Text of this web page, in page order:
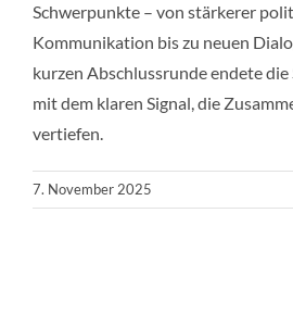
Schwerpunkte – von stärkerer
Kommunikation bis zu neuen
kurzen Abschlussrunde endete
mit dem klaren Signal, die
vertiefen.
7. November 2025